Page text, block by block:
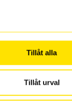
Tillåt alla
Tillåt urval
hos
dina nya däck eller
till någon av
Hisingen
anger du